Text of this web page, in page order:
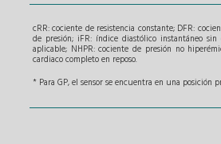
cRR: cociente de resistencia constante; DFR:
de presión; iFR: índice diastólico instantáneo
aplicable; NHPR: cociente de presión no
cardiaco completo en reposo.
* Para GP, el sensor se encuentra en una posición